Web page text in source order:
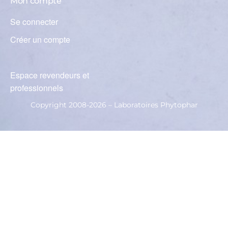
Se connecter
Créer un compte
Espace revendeurs et
professionnels
Copyright 2008-2026 – Laboratoires Phytophar